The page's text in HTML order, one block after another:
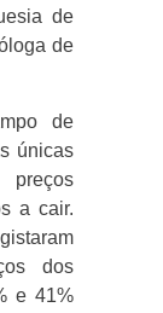
de
de
de
únicas
a cair.
dos
e 41%